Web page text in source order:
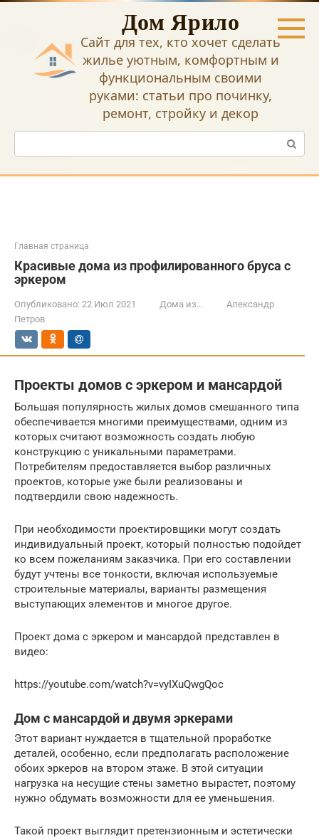
Перейти
Дом Ярило
Сайт для тех, кто хочет сделать
жилье уютным, комфортным и
функциональным своими
руками: статьи про починку,
ремонт, стройку и декор
Поиск:
Главная страница
Красивые дома из профилированного бруса с
эркером
Опубликовано: 22 Июл 2021 Дома из...
Александр
Петров
Проекты домов с эркером и мансардой
Большая популярность жилых домов смешанного типа
обеспечивается многими преимуществами, одним из
которых считают возможность создать любую
конструкцию с уникальными параметрами.
Потребителям предоставляется выбор различных
проектов, которые уже были реализованы и
подтвердили свою надежность.
При необходимости проектировщики могут создать
индивидуальный проект, который полностью подойдет
ко всем пожеланиям заказчика. При его составлении
будут учтены все тонкости, включая используемые
строительные материалы, варианты размещения
выступающих элементов и многое другое.
Проект дома с эркером и мансардой представлен в
видео:
https://youtube.com/watch?v=vyIXuQwgQoc
Дом с мансардой и двумя эркерами
Этот вариант нуждается в тщательной проработке
деталей, особенно, если предполагать расположение
обоих эркеров на втором этаже. В этой ситуации
нагрузка на несущие стены заметно вырастет, поэтому
нужно обдумать возможности для ее уменьшения.
Такой проект выглядит претензионным и эстетически